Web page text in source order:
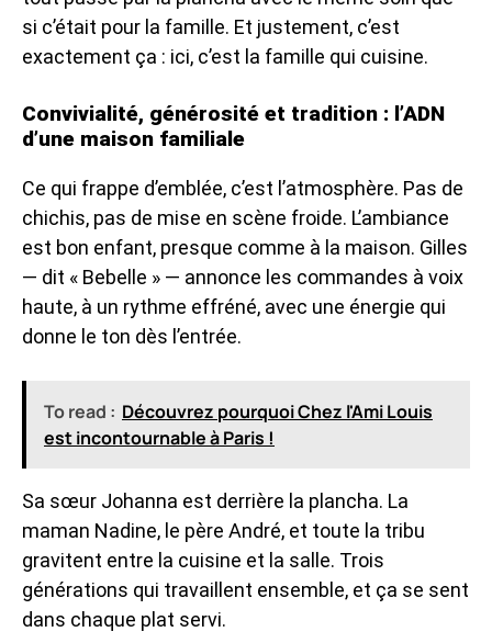
si c’était pour la famille. Et justement, c’est
exactement ça : ici, c’est la famille qui cuisine.
Convivialité, générosité et tradition : l’ADN
d’une maison familiale
Ce qui frappe d’emblée, c’est l’atmosphère. Pas de
chichis, pas de mise en scène froide. L’ambiance
est bon enfant, presque comme à la maison. Gilles
— dit « Bebelle » — annonce les commandes à voix
haute, à un rythme effréné, avec une énergie qui
donne le ton dès l’entrée.
To read : Découvrez pourquoi Chez l'Ami Louis
est incontournable à Paris !
Sa sœur Johanna est derrière la plancha. La
maman Nadine, le père André, et toute la tribu
gravitent entre la cuisine et la salle. Trois
générations qui travaillent ensemble, et ça se sent
dans chaque plat servi.